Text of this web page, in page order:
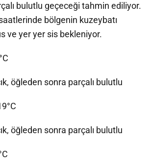
bulutlu geçeceği tahmin ediliyor.
bölgenin kuzeybatı
ve yer yer sis bekleniyor.
öğleden sonra parçalı bulutlu
öğleden sonra parçalı bulutlu